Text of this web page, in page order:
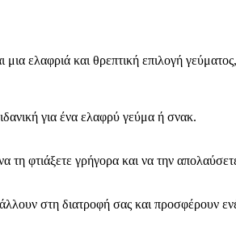
ελαφριά και θρεπτική επιλογή
για ένα ελαφρύ γεύμα ή σνακ.
τη φτιάξετε γρήγορα και να την
στη διατροφή σας και προσφέρουν